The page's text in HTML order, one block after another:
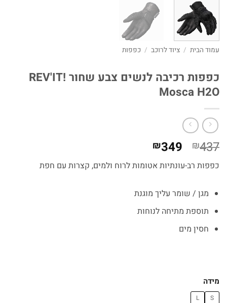
עמוד הבית / ציוד לרוכב / כפפות
כפפות רכיבה לנשים צבע שחור REV'IT!
Mosca H2O
₪437 המחיר
המקורי
היה:
₪349
הנוכחי
הוא:
כפפות רב-עונתיות אטומות לרוח ולמים, קצרות עם חפת
מגן / שומר עליך מוגנת
תוספת מתיחה לנוחות
חסין מים
מידה
S
L